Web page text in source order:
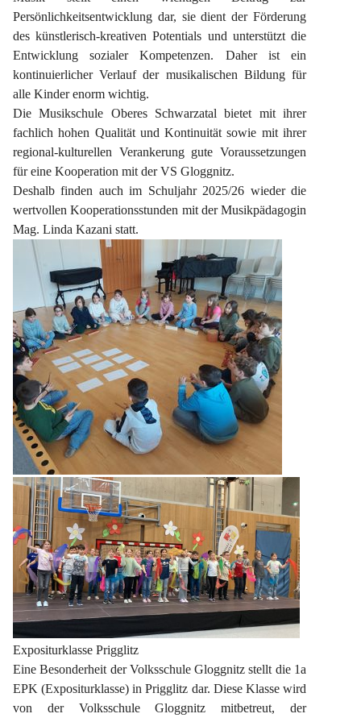
Persönlichkeitsentwicklung dar, sie dient der Förderung
des künstlerisch-kreativen Potentials und unterstützt die
Entwicklung sozialer Kompetenzen. Daher ist ein
kontinuierlicher Verlauf der musikalischen Bildung für
alle Kinder enorm wichtig.
Die Musikschule Oberes Schwarzatal bietet mit ihrer
fachlich hohen Qualität und Kontinuität sowie mit ihrer
regional-kulturellen Verankerung gute Voraussetzungen
für eine Kooperation mit der VS Gloggnitz.
Deshalb finden auch im Schuljahr 2025/26 wieder die
wertvollen Kooperationsstunden mit der Musikpädagogin
Mag. Linda Kazani statt.
Expositurklasse Prigglitz
Eine Besonderheit der Volksschule Gloggnitz stellt die 1a
EPK (Expositurklasse) in Prigglitz dar. Diese Klasse wird
von der Volksschule Gloggnitz mitbetreut, der